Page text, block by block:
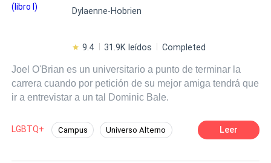
Dylaenne-Hobrien
9.4 31.9K leídos Completed
Joel O'Brian es un universitario a punto de terminar la
carrera cuando por petición de su mejor amiga tendrá que
ir a entrevistar a un tal Dominic Bale.
LGBTQ+ Campus Universo Alterno Leer